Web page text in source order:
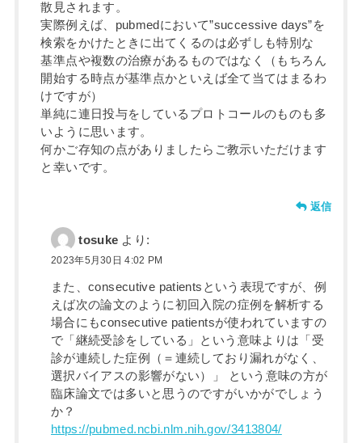
散見されます。
実際例えば、pubmedにおいて”successive days”を
検索をかけたときに出てくるのは必ずしも特別な
基準点や複数の治療があるものではなく（もちろん
開始する時点が基準点かといえば全て当てはまるわ
けですが）
単純に連日投与をしているプロトコールのものも多
いように思います。
何かご存知の点がありましたらご教示いただけます
と幸いです。
返信
tosuke より:
2023年5月30日 4:02 PM
また、consecutive patientsという表現ですが、例
えば次の論文のように初回入院の症例を解析する
場合にもconsecutive patientsが使われていますの
で「継続受診をしている」という意味よりは「受
診が連続した症例（＝連続しており漏れがなく、
選択バイアスの影響がない）」 という意味の方が
臨床論文では多いと思うのですがいかがでしょう
か？
https://pubmed.ncbi.nlm.nih.gov/3413804/